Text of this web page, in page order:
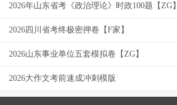
2026年山东省考《政治理论》时政100题【ZG】
2026四川省考终极密押卷【F家】
2026山东事业单位五套模拟卷【ZG】
2026大作文考前速成冲刺模版